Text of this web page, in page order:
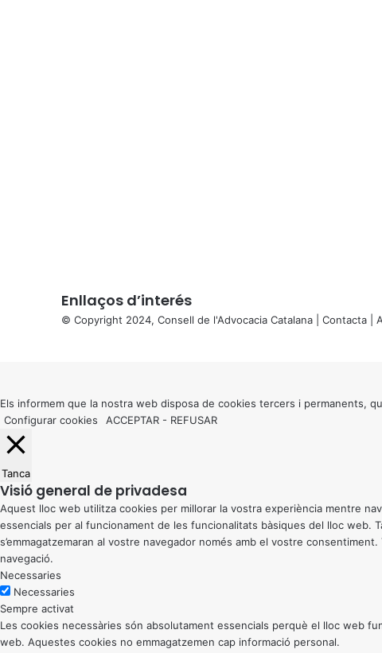
Enllaços d’interés
© Copyright 2024, Consell de l'Advocacia Catalana | Contacta
button
Els informem que la nostra web disposa de cookies tercers i permanents,
Configurar cookies
ACCEPTAR - REFUSAR
Tanca
Visió general de privadesa
Aquest lloc web utilitza cookies per millorar la vostra experiència mentre
essencials per al funcionament de les funcionalitats bàsiques del lloc
s’emmagatzemaran al vostre navegador només amb el vostre
navegació.
Necessaries
Necessaries
Sempre activat
Les cookies necessàries són absolutament essencials perquè el lloc web
web. Aquestes cookies no emmagatzemen cap informació personal.